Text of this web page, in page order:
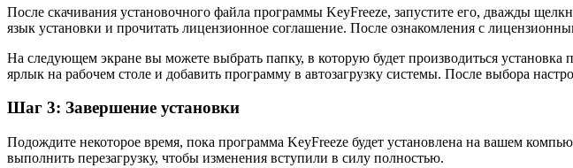
После скачивания установочного файла программы KeyFreeze, запустите его, дважды
язык установки и прочитать лицензионное соглашение. После ознакомления с
На следующем экране вы можете выбрать папку, в которую будет производиться
ярлык на рабочем столе и добавить программу в автозагрузку системы. После выбора
Шаг 3: Завершение установки
Подождите некоторое время, пока программа KeyFreeze будет установлена на вашем
выполнить перезагрузку, чтобы изменения вступили в силу полностью.